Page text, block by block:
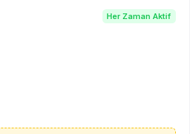
Her Zaman Aktif